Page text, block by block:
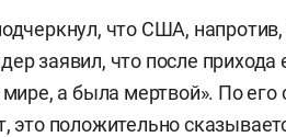
что США,
заявил, что после прихода
мире, а была мертвой». По
это положительно